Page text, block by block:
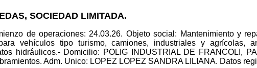
SOCIEDAD LIMITADA.
de operaciones: 24.03.26. Objeto social: Mantenimiento y
vehículos tipo turismo, camiones, industriales y agrícolas,
hidráulicos.- Domicilio: POLIG INDUSTRIAL DE FRANCOLI,
Adm. Unico: LOPEZ LOPEZ SANDRA LILIANA. Datos